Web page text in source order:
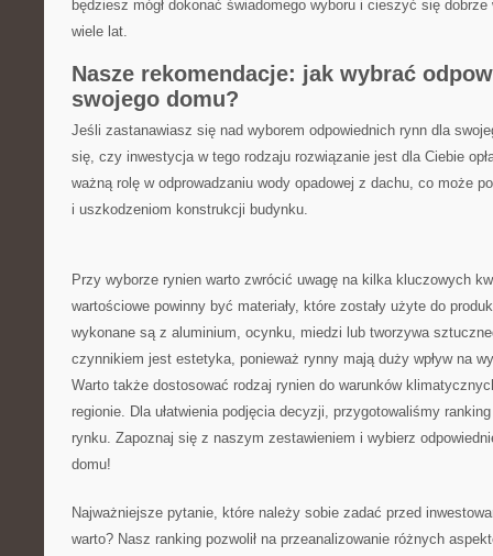
będziesz mógł dokonać świadomego wyboru i cieszyć ‌się⁤
wiele lat.
Nasze rekomendacje: jak wybrać
swojego domu?
Jeśli zastanawiasz się nad wyborem odpowiednich rynn ⁤dla
się, czy‍ inwestycja w tego rodzaju rozwiązanie jest dla Ciebie
ważną rolę w odprowadzaniu wody opadowej z dachu, ‌co​ może‌
i uszkodzeniom konstrukcji budynku.
Przy wyborze rynien warto zwrócić uwagę na kilka‌ kluczowych
wartościowe powinny⁣ być materiały, ‌które zostały użyte do
wykonane są z aluminium, ocynku, miedzi lub tworzywa
‍czynnikiem jest estetyka, ponieważ rynny mają duży wpływ na
Warto także dostosować rodzaj rynien do‍ warunków
regionie. Dla ułatwienia podjęcia decyzji, przygotowaliśmy
rynku. Zapoznaj się z naszym zestawieniem i wybierz
domu!
Najważniejsze pytanie, które należy sobie zadać przed
warto? Nasz ‌ranking pozwolił na przeanalizowanie różnych